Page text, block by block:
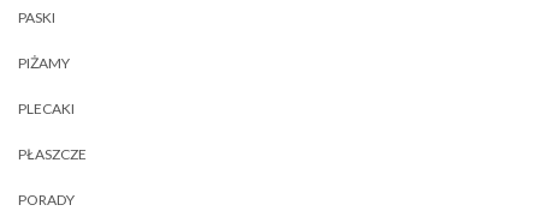
PASKI
PIŻAMY
PLECAKI
PŁASZCZE
PORADY